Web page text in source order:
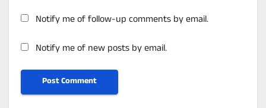
Notify me of follow-up comments by email.
Notify me of new posts by email.